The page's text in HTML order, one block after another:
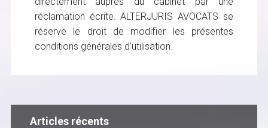
réclamation écrite. ALTERJURIS AVOCATS se
réserve le droit de modifier les présentes
conditions générales d’utilisation.
Articles récents